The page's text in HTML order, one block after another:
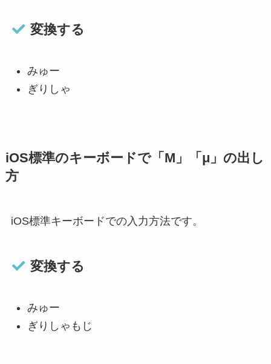
変換する
みゅー
ぎりしゃ
iOS標準のキーボードで「Μ」「μ」の出し
方
iOS標準キーボードでの入力方法です。
変換する
みゅー
ぎりしゃもじ